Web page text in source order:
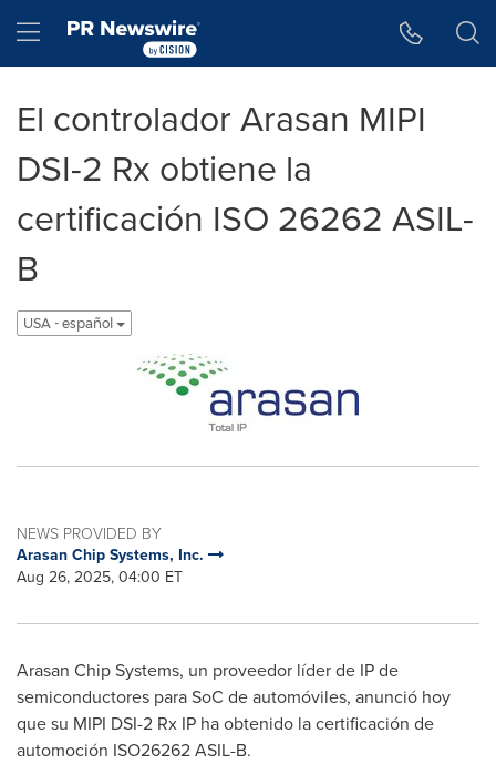
Hamburger menu
El controlador Arasan MIPI
DSI-2 Rx obtiene la
certificación ISO 26262 ASIL-
B
USA - español
NEWS PROVIDED BY
Arasan Chip Systems, Inc.
Aug 26, 2025, 04:00 ET
Arasan Chip Systems, un proveedor líder de IP de
semiconductores para SoC de automóviles, anunció hoy
que su MIPI DSI-2 Rx IP ha obtenido la certificación de
automoción ISO26262 ASIL-B.